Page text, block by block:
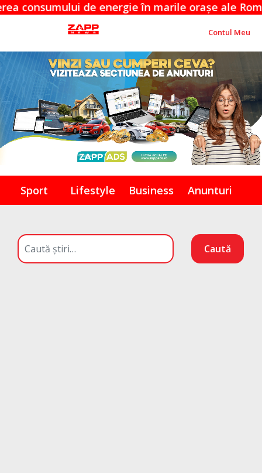
de energie în marile orașe ale României
Contul Meu
Sport Lifestyle Business Anunturi
Caută